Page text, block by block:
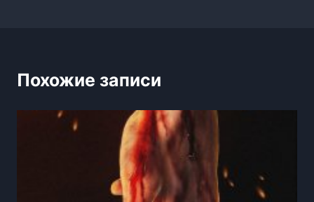
Похожие записи